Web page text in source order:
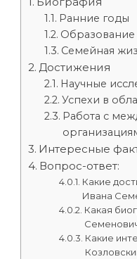
Ранние годы
Образование
Семейная
Достижения
Научные
Успехи в
Работа с
Интересные
Вопрос-ответ:
Какие
Ивана
Какая
Какие